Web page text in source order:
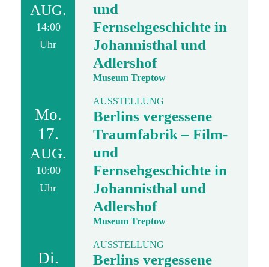
AUG.
14:00
Uhr
und
Fernsehgeschichte in
Johannisthal und
Adlershof
Museum Treptow
Mo.
17.
AUG.
10:00
Uhr
AUSSTELLUNG
Berlins vergessene
Traumfabrik – Film-
und
Fernsehgeschichte in
Johannisthal und
Adlershof
Museum Treptow
Di.
AUSSTELLUNG
Berlins vergessene